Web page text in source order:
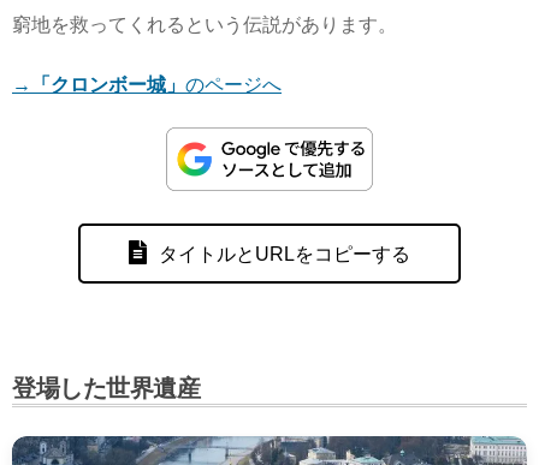
窮地を救ってくれるという伝説があります。
→ 「クロンボー城」 のページへ
タイトルとURLをコピーする
登場した世界遺産